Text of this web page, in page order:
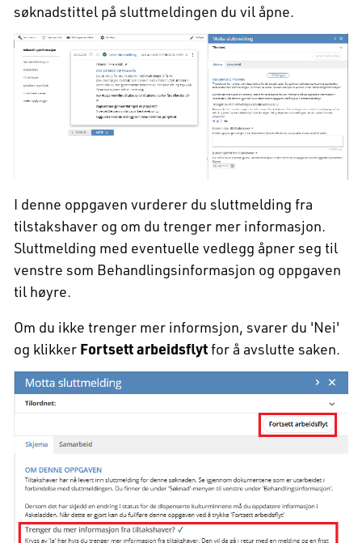
søknadstittel på sluttmeldingen du vil åpne.
I denne oppgaven vurderer du sluttmelding fra
tilstakshaver og om du trenger mer informasjon.
Sluttmelding med eventuelle vedlegg åpner seg til
venstre som Behandlingsinformasjon og oppgaven
til høyre.
Om du ikke trenger mer informsjon, svarer du 'Nei'
og klikker Fortsett arbeidsflytfor å avslutte saken.